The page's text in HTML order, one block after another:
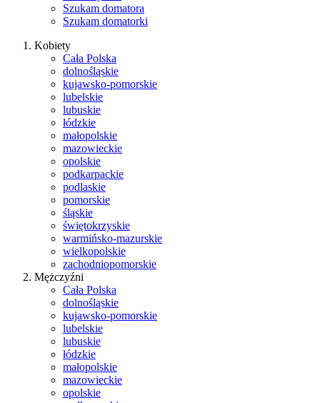
Szukam domatora
Szukam domatorki
Kobiety
Cała Polska
dolnośląskie
kujawsko-pomorskie
lubelskie
lubuskie
łódzkie
małopolskie
mazowieckie
opolskie
podkarpackie
podlaskie
pomorskie
śląskie
świętokrzyskie
warmińsko-mazurskie
wielkopolskie
zachodniopomorskie
Mężczyźni
Cała Polska
dolnośląskie
kujawsko-pomorskie
lubelskie
lubuskie
łódzkie
małopolskie
mazowieckie
opolskie